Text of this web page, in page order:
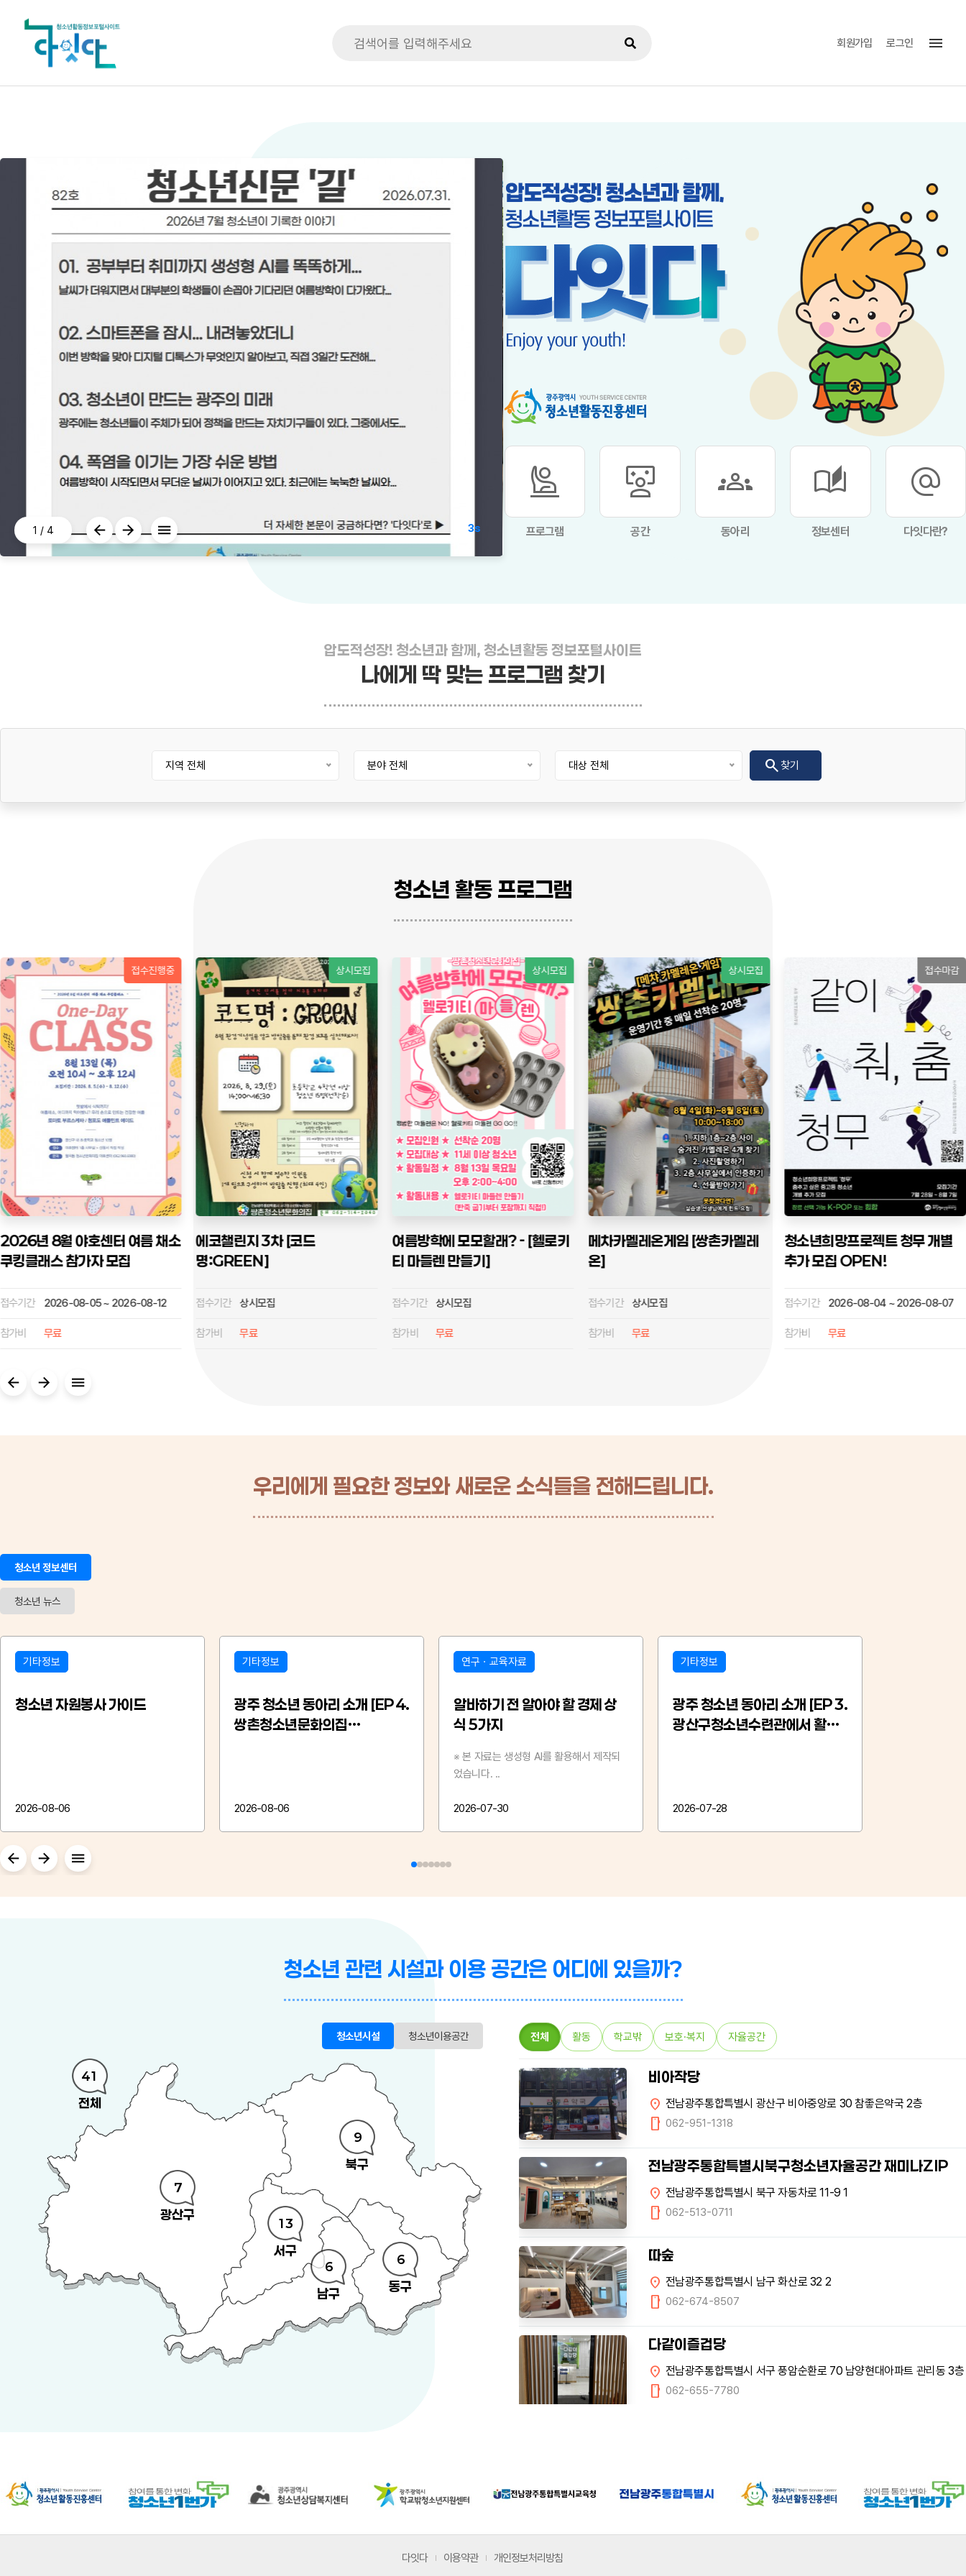
회원가입 로그인 menu
1 / 4 3s
person_raised_hand
프로그램
interactive_space
공간
groups
동아리
auto_stories
정보센터
alternate_email
다잇다란?
압도적성장! 청소년과 함께, 청소년활동 정보포털사이트
나에게 딱 맞는 프로그램 찾기
지역 전체 분야 전체 대상 전체 search찾기
청소년 활동 프로그램
상시모집
에코챌린지 3차 [코드
명:GREEN]
접수기간 상시모집
참가비 무료
상시모집
여름방학에 모모할래? - [헬로키
티 마들렌 만들기]
접수기간 상시모집
참가비 무료
상시모집
메차카멜레온게임 [쌍촌카멜레
온]
접수기간 상시모집
참가비 무료
접수마감
청소년희망프로젝트 청무 개별
추가 모집 OPEN!
접수기간 2026-08-04 ~ 2026-08-07
참가비 무료
접수진행중
2026 하반기 <청소년 주도 프로
젝트>
접수기간 2026-08-04 ~ 2026-08-21
참가비 무료
우리에게 필요한 정보와 새로운 소식들을 전해드립니다.
청소년 정보센터
청소년 뉴스
기타정보
광주 청소년 동아리 소개 [EP 4.
2026-08-06
연구ㆍ교육자료
알바하기 전 알아야 할 경제 상
식 5가지
2026-07-30
기타정보
광주 청소년 동아리 소개 [EP 3.
광산구청소년수련관에서 활동
2026-07-28
연구ㆍ교육자료
리튬이온 배터리 안전하게 쓰는
법!
2026-07-23
청소년 관련 시설과 이용 공간은 어디에 있을까?
청소년시설 청소년이용공간
41
전체
6
동구
13
서구
6
남구
9
북구
7
광산구
전체 활동 학교밖 보호·복지 자율공간
비아작당
location_on 전남광주통합특별시 광산구 비아중앙로 30 참좋은약국 2층
mobile 062-951-1318
전남광주통합특별시북구청소년자율공간 재미나ZIP
location_on 전남광주통합특별시 북구 자동차로 11-9 1
mobile 062-513-0711
따숲
location_on 전남광주통합특별시 남구 화산로 32 2
mobile 062-674-8507
다같이즐겁당
location_on 전남광주통합특별시 서구 풍암순환로 70 남양현대아파트 관리동 3층
mobile 062-655-7780
다잇다 이용약관 개인정보처리방침